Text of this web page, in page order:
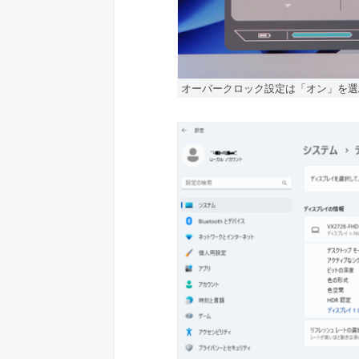
オーバークロック設定は「オン」を